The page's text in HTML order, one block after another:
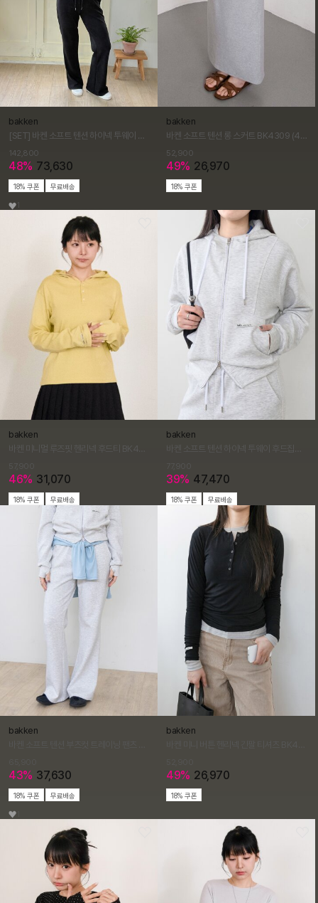
bakken
[SET] 바켄 소프트 텐션 하이넥 투웨이 후드집업 텐션 부츠컷 트레이닝 팬츠 셋업
142,800
48% 73,630
18% 쿠폰 무료배송
bakken
바켄 소프트 텐션 롱 스커트 BK4309 (4COLOR)
52,900
49% 26,970
18% 쿠폰
bakken
46% 31,070
18% 쿠폰 무료배송
bakken
39% 47,470
18% 쿠폰 무료배송
bakken
43% 37,630
18% 쿠폰 무료배송
bakken
49% 26,970
18% 쿠폰